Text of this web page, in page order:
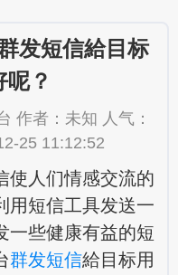
发短信給目标
呢？
作者：未知 人气：
25 11:12:52
人们情感交流的
用短信工具发送一
一些健康有益的短
群发短信給目标用